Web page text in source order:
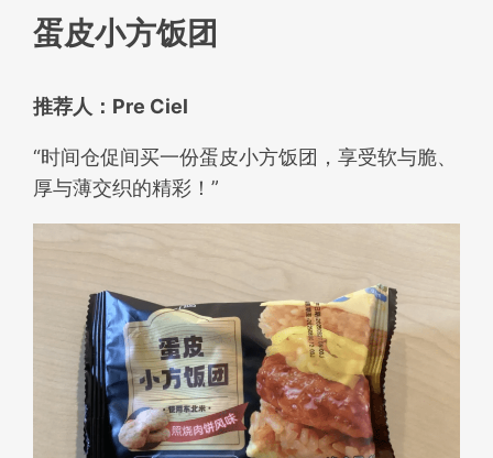
蛋皮小方饭团
推荐人：Pre Ciel
“时间仓促间买一份蛋皮小方饭团，享受软与脆、
厚与薄交织的精彩！”